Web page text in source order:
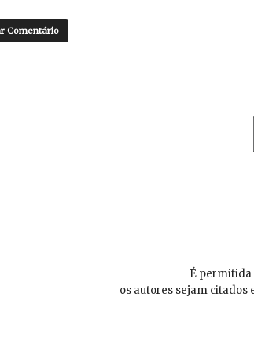
É permitida
os autores sejam